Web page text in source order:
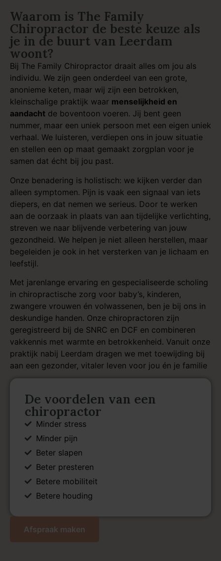
Waarom is The Family
Chiropractor de beste keuze als
je in de buurt van Leerdam
woont?
Bij The Family Chiropractor draait alles om jou als
individu. We zijn geen onderdeel van een grote,
anonieme keten, maar wij zijn een betrokken,
kleinschalige praktijk waar menselijkheid en
aandacht de boventoon voeren. Jij bent geen
nummer, maar een uniek persoon met een eigen uniek
verhaal. We luisteren, verdiepen ons in jouw situatie
en stellen een op maat gemaakt zorgplan voor je
samen dat écht bij jou past.
Onze benadering is holistisch: we kijken verder dan
alleen symptomen. Pijn is vaak een signaal van iets
diepers, en dat nemen we serieus. Door te werken
aan de oorzaak in plaats van aan tijdelijke verlichting,
streven we naar blijvende verbetering van jouw
gezondheid. We helpen je niet alleen herstellen, maar
begeleiden je ook in het versterken van je lichaam en
leefstijl.
Met jarenlange ervaring en gespecialiseerde scholing
in chiropractische zorg voor baby’s, kinderen,
zwangere vrouwen én volwassenen, ben je bij ons in
deskundige handen. Onze chiropractoren zijn
geregistreerd bij de SNRC en DCF en combineren
vakkennis met warmte en betrokkenheid. Vanuit onze
praktijk nabij Leerdam dragen we met toewijding bij
aan een gezonder, vitaler leven voor jou én je familie
De voordelen van een
chiropractor
Minder stress
Minder pijn
Beter slapen
Beter presteren
Betere mobiliteit
Betere houding
Afspraak maken